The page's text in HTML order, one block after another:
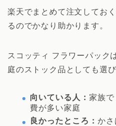
楽天でまとめて注文してお
るのでかなり助かります。
スコッティ フラワーパック
庭のストック品としても選
向いている人： 家族
費が多い家庭
良かったところ： かさ